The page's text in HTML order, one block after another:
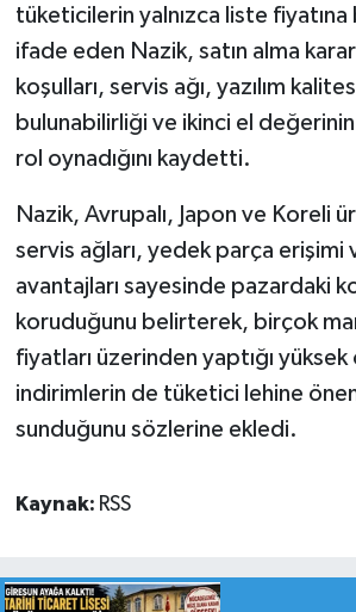
tüketicilerin yalnızca liste fiyatına
ifade eden Nazik, satın alma
koşulları, servis ağı, yazılım
bulunabilirliği ve ikinci el
rol oynadığını kaydetti.
Nazik, Avrupalı, Japon ve Koreli
servis ağları, yedek parça erişimi
avantajları sayesinde pazardaki
koruduğunu belirterek, birçok
fiyatları üzerinden yaptığı yüksek
indirimlerin de tüketici lehine
sunduğunu sözlerine ekledi.
Kaynak: RSS